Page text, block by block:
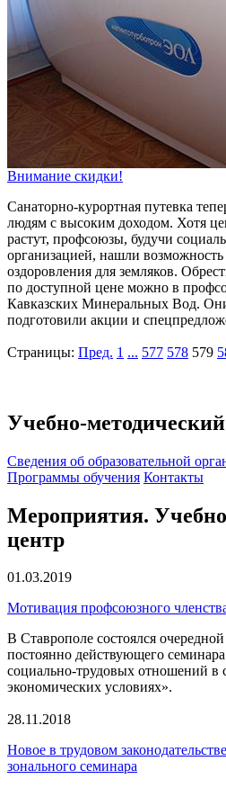
Внимание скидки!
Санаторно-курортная путевка
людям с высоким доходом. Хотя
растут, профсоюзы, будучи
организацией, нашли возможность
оздоровления для земляков.
по доступной цене можно в
Кавказских Минеральных Вод.
подготовили акции и
Страницы: Пред. 1 ... 577 578 579
Учебно-
Cведения об образовательной
Программы обучения Контакты
Мероприятия.
центр
01.03.2019
Мотивация профсоюзного
В Ставрополе состоялся
постоянно действующего
социально-трудовых отношений в
экономических условиях».
28.11.2018
Новое в трудовом
зонального семинара